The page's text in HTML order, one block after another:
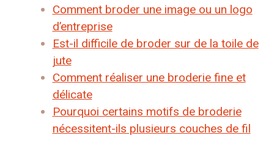
Comment broder une image ou un logo
d’entreprise
Est-il difficile de broder sur de la toile de
jute
Comment réaliser une broderie fine et
délicate
Pourquoi certains motifs de broderie
nécessitent-ils plusieurs couches de fil